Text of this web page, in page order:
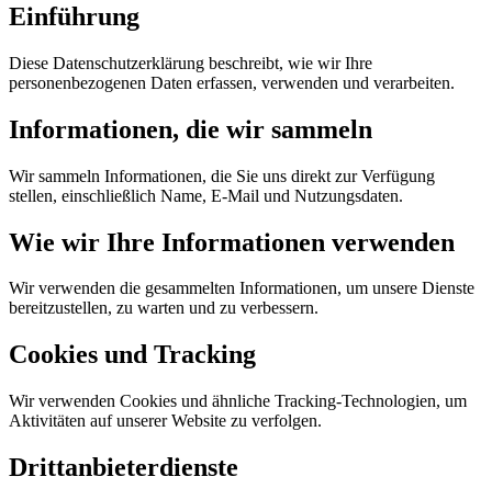
Einführung
Diese Datenschutzerklärung beschreibt, wie wir Ihre
personenbezogenen Daten erfassen, verwenden und verarbeiten.
Informationen, die wir sammeln
Wir sammeln Informationen, die Sie uns direkt zur Verfügung
stellen, einschließlich Name, E-Mail und Nutzungsdaten.
Wie wir Ihre Informationen verwenden
Wir verwenden die gesammelten Informationen, um unsere Dienste
bereitzustellen, zu warten und zu verbessern.
Cookies und Tracking
Wir verwenden Cookies und ähnliche Tracking-Technologien, um
Aktivitäten auf unserer Website zu verfolgen.
Drittanbieterdienste